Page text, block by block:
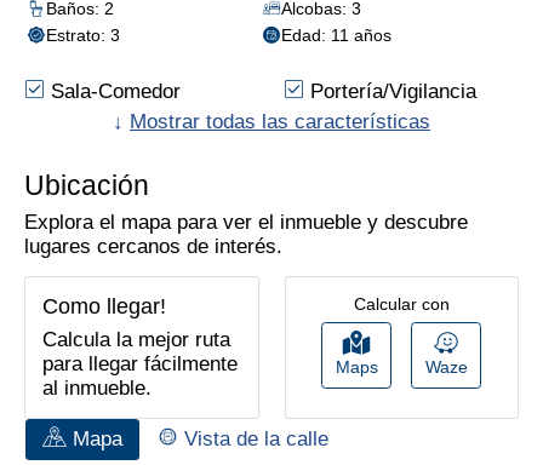
Baños: 2
Alcobas: 3
Estrato: 3
Edad: 11 años
Sala-Comedor
Portería/Vigilancia
Vista Exterior
Zona De Ropas
Zona Residencial
Cocina Tradicional
Cómodas Vias De
Acceso
Iluminación Natural
Vigilancia Privada
24*7
↓ Mostrar todas las características
Ubicación
Explora el mapa para ver el inmueble y descubre
lugares cercanos de interés.
Como llegar!
Calcula la mejor ruta
para llegar fácilmente
al inmueble.
Calcular con
Maps Waze
Mapa Vista de la calle